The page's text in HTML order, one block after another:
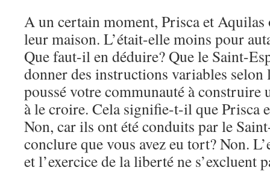
A un certain moment, Prisca et Aquilas
leur maison. L’était-elle moins pour
Que faut-il en déduire? Que le Saint-
donner des instructions variables
poussé votre communauté à construire
à le croire. Cela signifie-t-il que Prisca
Non, car ils ont été conduits par le
conclure que vous avez eu tort? Non.
et l’exercice de la liberté ne s’excluent